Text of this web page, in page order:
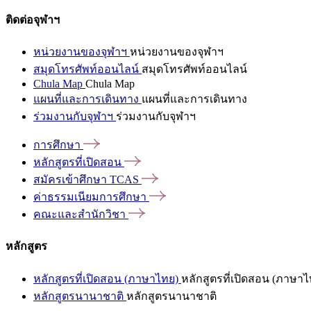
ติดต่อจุฬาฯ
หน่วยงานของจุฬาฯ หน่วยงานของจุฬาฯ
สมุดโทรศัพท์ออนไลน์ สมุดโทรศัพท์ออนไลน์
Chula Map Chula Map
แผนที่และการเดินทาง แผนที่และการเดินทาง
ร่วมงานกับจุฬาฯ ร่วมงานกับจุฬาฯ
การศึกษา
หลักสูตรที่เปิดสอน
สมัครเข้าศึกษา TCAS
ค่าธรรมเนียมการศึกษา
คณะและสำนักวิชา
หลักสูตร
หลักสูตรที่เปิดสอน (ภาษาไทย) หลักสูตรที่เปิดสอน (ภาษาไ
หลักสูตรนานาชาติ หลักสูตรนานาชาติ